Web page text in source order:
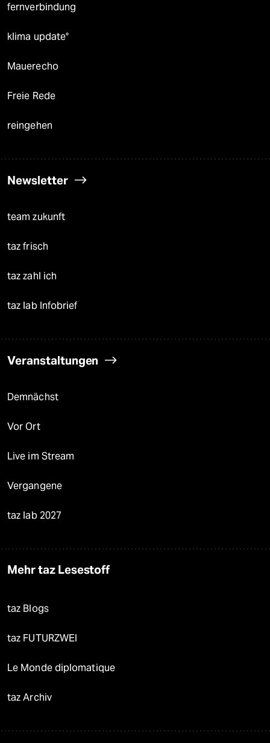
fernverbindung
klima update°
Mauerecho
Freie Rede
reingehen
Newsletter
team zukunft
taz frisch
taz zahl ich
taz lab Infobrief
Veranstaltungen
Demnächst
Vor Ort
Live im Stream
Vergangene
taz lab 2027
Mehr taz Lesestoff
taz Blogs
taz FUTURZWEI
Le Monde diplomatique
taz Archiv